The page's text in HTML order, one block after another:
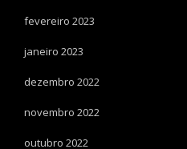
fevereiro 2023
janeiro 2023
dezembro 2022
novembro 2022
outubro 2022